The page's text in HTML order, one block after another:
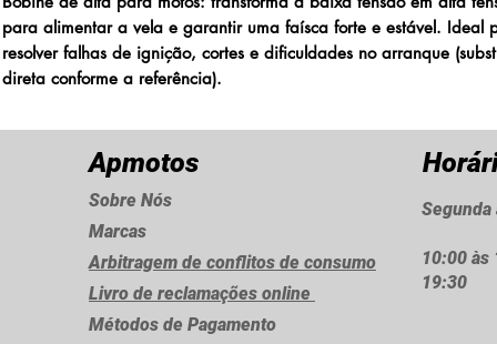
para alimentar a vela e garantir uma faísca forte e estável. Ideal
resolver falhas de ignição, cortes e dificuldades no arranque
direta conforme a referência).
Apmotos
Sobre Nós
Marcas
Arbitragem de conflitos de consumo
Livro de reclamações online
Métodos de Pagamento
Segunda
10:00 às
19:30